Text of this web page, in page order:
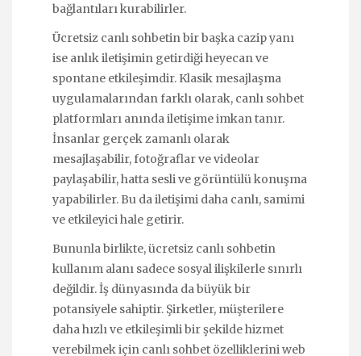
bağlantıları kurabilirler.
Ücretsiz canlı sohbetin bir başka cazip yanı
ise anlık iletişimin getirdiği heyecan ve
spontane etkileşimdir. Klasik mesajlaşma
uygulamalarından farklı olarak, canlı sohbet
platformları anında iletişime imkan tanır.
İnsanlar gerçek zamanlı olarak
mesajlaşabilir, fotoğraflar ve videolar
paylaşabilir, hatta sesli ve görüntülü konuşma
yapabilirler. Bu da iletişimi daha canlı, samimi
ve etkileyici hale getirir.
Bununla birlikte, ücretsiz canlı sohbetin
kullanım alanı sadece sosyal ilişkilerle sınırlı
değildir. İş dünyasında da büyük bir
potansiyele sahiptir. Şirketler, müşterilere
daha hızlı ve etkileşimli bir şekilde hizmet
verebilmek için canlı sohbet özelliklerini web